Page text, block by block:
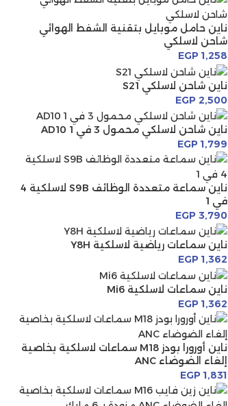
ناين حامل موبايل بتقنية الشفط الهوائي
شاحن لاسلكي
EGP1,258
ناين شاحن لاسلكي S21
EGP2,500
ناين شاحن لاسلكي محمول 3 في 1 AD10
EGP1,799
ناين سماعة متعددة الوظائف S9B لاسلكية 4
في 1
EGP3,790
ناين سماعات رياضية لاسلكية Y8H
EGP1,362
ناين سماعات لاسلكية Mi6
EGP1,362
ناين أورورا بودز M18 سماعات لاسلكية بخاصية
إلغاء الضوضاء ANC
EGP1,831